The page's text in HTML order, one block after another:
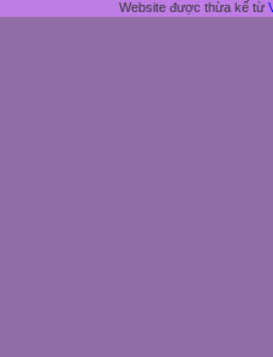
Website được thừa kế từ